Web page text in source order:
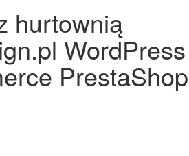
hurtownią
WordPress
PrestaShop